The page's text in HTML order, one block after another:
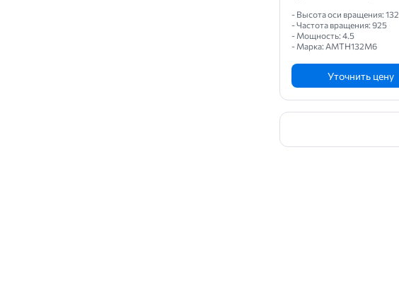
- Высота оси вращения: 132
- Частота вращения: 925
- Мощность: 4.5
- Марка: АМТН132М6
Уточнить цену